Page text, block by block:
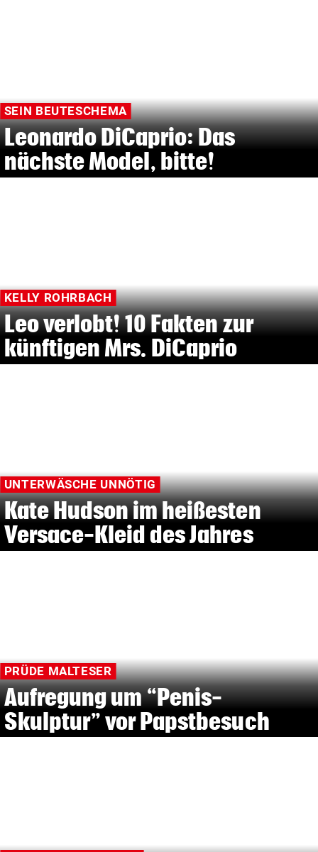
SEIN BEUTESCHEMA
Leonardo DiCaprio: Das
nächste Model, bitte!
KELLY ROHRBACH
Leo verlobt! 10 Fakten zur
künftigen Mrs. DiCaprio
UNTERWÄSCHE UNNÖTIG
Kate Hudson im heißesten
Versace-Kleid des Jahres
PRÜDE MALTESER
Aufregung um “Penis-
Skulptur” vor Papstbesuch